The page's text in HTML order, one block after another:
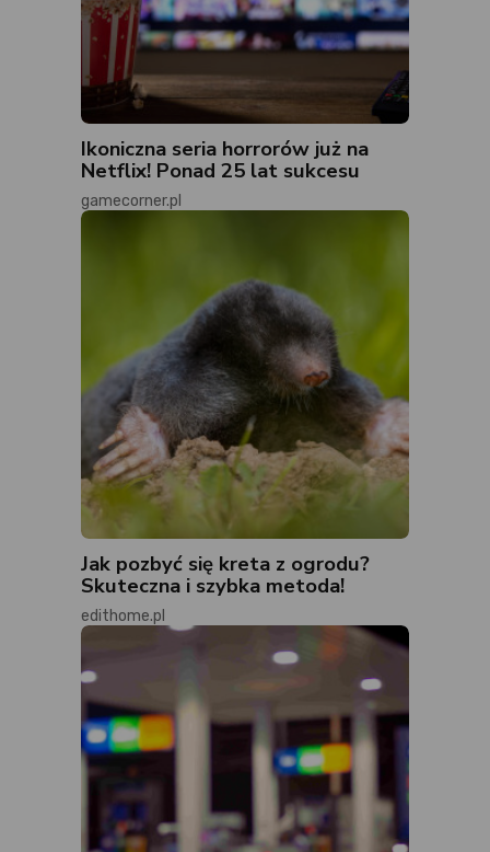
Ikoniczna seria horrorów już na
Netflix! Ponad 25 lat sukcesu
gamecorner.pl
Jak pozbyć się kreta z ogrodu?
Skuteczna i szybka metoda!
edithome.pl